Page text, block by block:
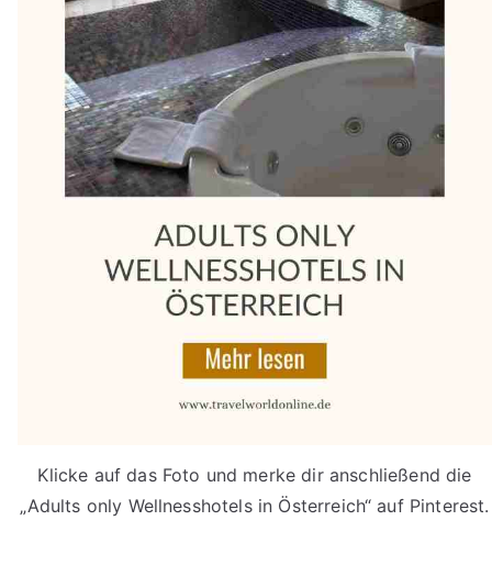
Klicke auf das Foto und merke dir anschließend die
„Adults only Wellnesshotels in Österreich“ auf Pinterest.